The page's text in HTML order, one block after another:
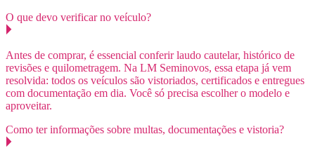
O que devo verificar no veículo?
Antes de comprar, é essencial conferir laudo cautelar, histórico de
revisões e quilometragem. Na LM Seminovos, essa etapa já vem
resolvida: todos os veículos são vistoriados, certificados e entregues
com documentação em dia. Você só precisa escolher o modelo e
aproveitar.
Como ter informações sobre multas, documentações e vistoria?